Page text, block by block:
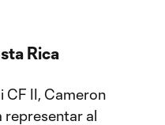
Rica
CF II, Cameron
representar al